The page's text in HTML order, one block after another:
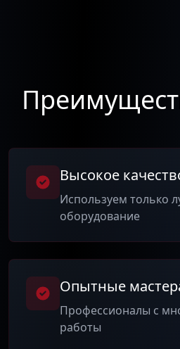
Высокое
Используем только
оборудование
Опытные
Профессионалы с
работы